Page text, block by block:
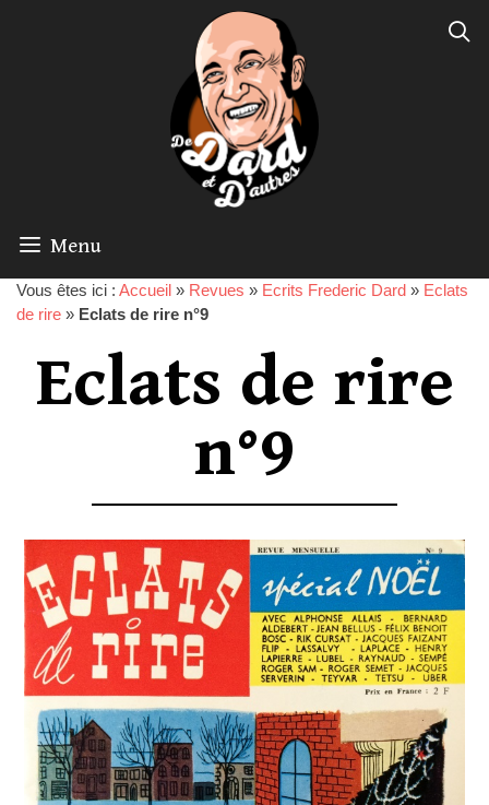
Menu
Vous êtes ici : Accueil » Revues » Ecrits Frederic Dard » Eclats
de rire » Eclats de rire n°9
Eclats de rire
n°9